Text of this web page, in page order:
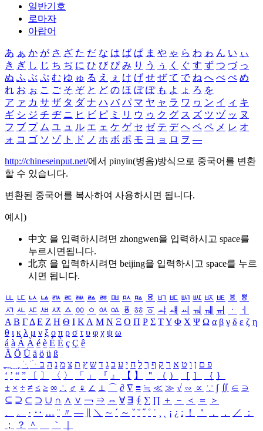
일반기호
로마자
아랍어
あ ぁ か が さ ざ た だ な は ば ぱ ま や ゃ ら わ ゎ ん い ぃ
き ぎ し じ ち ぢ に ひ び ぴ み り う ぅ く ぐ す ず つ づ っ
ぬ ふ ぶ ぷ む ゆ ゅ る え ぇ け げ せ ぜ て で ね へ べ ぺ め
れ お ぉ こ ご そ ぞ と ど の ほ ぼ ぽ も よ ょ ろ を
ア ァ カ サ ザ タ ダ ナ ハ バ パ マ ヤ ャ ラ ワ ヮ ン イ ィ キ
ギ シ ジ チ ヂ ニ ヒ ビ ピ ミ リ ウ ゥ ク グ ス ズ ツ ヅ ッ ヌ
フ ブ プ ム ユ ュ ル エ ェ ケ ゲ セ ゼ テ デ ヘ ベ ペ メ レ オ
ォ コ ゴ ソ ゾ ト ド ノ ホ ボ ポ モ ヨ ョ ロ ヲ ―
http://chineseinput.net/에서 pinyin(병음)방식으로 중국어를 변환
할 수 있습니다.
변환된 중국어를 복사하여 사용하시면 됩니다.
예시)
中文 을 입력하시려면 zhongwen을 입력하시고 space를
누르시면됩니다.
北京 을 입력하시려면 beijing을 입력하시고 space를 누르
시면 됩니다.
ㅥ ㅦ ㅧ ㅨ ㅩ ㅪ ㅫ ㅬ ㅭ ㅮ ㅯ ㅰ ㅱ ㅲ ㅳ ㅴ ㅵ ㅶ ㅷ ㅸ
ㅹ
ㅺ ㅻ ㅼ ㅽ ㅾ ㅿ ㆀ ㆁ ㆂ ㆃ ㆄ ㆅ ㆆ ㆇ ㆈ ㆉ ㆊ ㆋ ㆌ ㆍ
ㆎ
Α Β ΓΔ Ε Ζ Η Θ Ι ΚΛ Μ Ν Ξ Ο Π Ρ Σ ΤΥ Φ Χ Ψ Ω α β γ δ ε ζ η
θ ι κ λ μ ν ξ ο π ρ σ τ υ φ χ ψ ω
á à Á À é è É È ç Ç ê
Ä Ö Ü ä ö ü ß
ִֶֹ ֻּ ׁׂ פ ם ן ו ט א ר ק ף ך ל ח י ע כ ג ד ש ץ ת צ מ נ ה ב
‘ ’ “ ” 〔 〕 〈 〉 「 」 『 』 【 】 ＂ （ ） ［ ］ ｛ ｝
± × ÷ ≠ ≤ ≥ ∞ ∴ ♂ ♀ ∠ ⊥ ⌒ ∂ ∇ ≡ ≒ ≪ ≫ √ ∽ ∝ ∵ ∫ ∬ ∈ ∋
⊆ ⊇ ⊂ ⊃ ∪ ∩ ∧ ∨ ￢ ⇒ ⇔ ∀ ∃ ∮ ∑ ∏ ＋ － ＜ ＝
＞
、
。 · ‥ … ¨ 〃 ― ＼ ∼ ´ ～ ˇ ˘ ˝ ˚ ˙ ¸ ¡ ¿ ː ！ ＇ ， ． ／
：
；
？ ＾ ｀